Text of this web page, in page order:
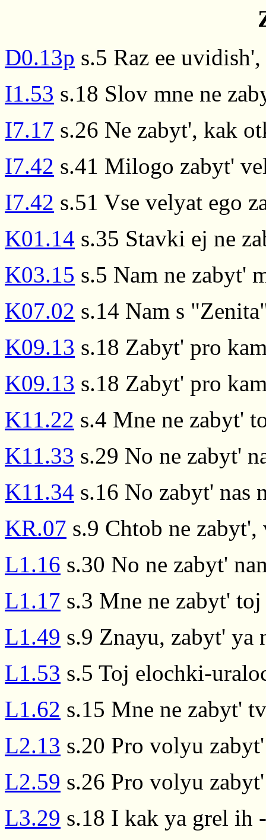
D0.13p s.5 Raz ee
I1.53 s.18 Slov mne ne
I7.17 s.26 Ne zabyt', kak
I7.42 s.41 Milogo zabyt'
I7.42 s.51 Vse velyat ego
K01.14 s.35 Stavki ej ne
K03.15 s.5 Nam ne zabyt'
K07.02 s.14 Nam s
K09.13 s.18 Zabyt' pro
K09.13 s.18 Zabyt' pro
K11.22 s.4 Mne ne zabyt'
K11.33 s.29 No ne zabyt'
K11.34 s.16 No zabyt' nas
KR.07 s.9 Chtob ne
L1.16 s.30 No ne zabyt'
L1.17 s.3 Mne ne zabyt'
L1.49 s.9 Znayu, zabyt' ya
L1.53 s.5 Toj elochki-
L1.62 s.15 Mne ne zabyt'
L2.13 s.20 Pro volyu
L2.59 s.26 Pro volyu
L3.29 s.18 I kak ya grel ih